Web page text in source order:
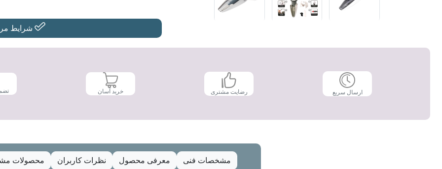
شرایط
ارسال سریع رضایت مشتری خرید آسان
مشخصات فنی معرفی محصول نظرات کاربران محصولات